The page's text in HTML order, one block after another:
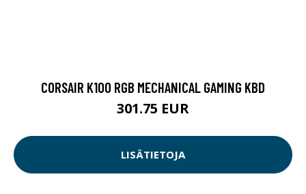
CORSAIR K100 RGB MECHANICAL GAMING KBD
301.75 EUR
LISÄTIETOJA